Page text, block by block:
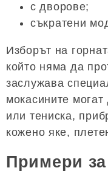
с дворове;
съкратени
Изборът на
който няма да
заслужава
мокасините могат
или тениска,
кожено яке,
Примери